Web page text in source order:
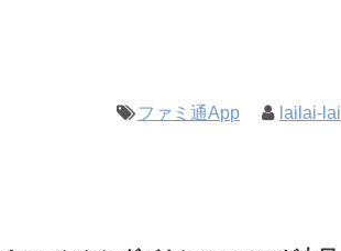
ファミ通App lailai-lai